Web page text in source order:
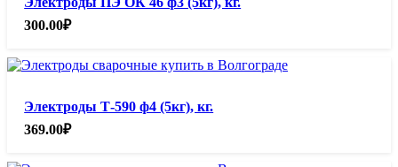
300.00₽
Электроды Т-590 ф4 (5кг), кг.
369.00₽